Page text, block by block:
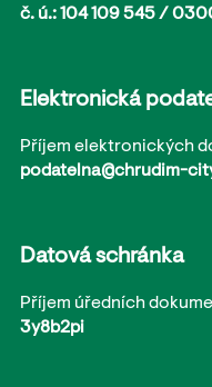
č. ú.: 104 109 545 /
Elektronická
Příjem elektronických
podatelna@chrudim-
Datová schránka
Příjem úředních
3y8b2pi